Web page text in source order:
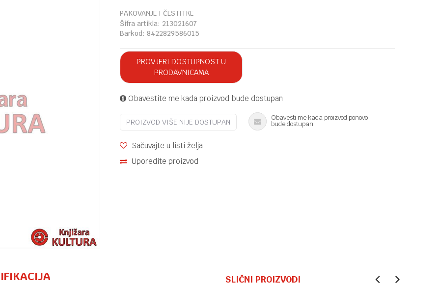
PAKOVANJE I ČESTITKE
Šifra artikla: 213021607
Barkod: 8422829586015
PROVJERI DOSTUPNOST U
PRODAVNICAMA
Obavestite me kada proizvod bude dostupan
PROIZVOD VIŠE NIJE DOSTUPAN
Obavesti me kada proizvod ponovo
bude dostupan
Sačuvajte u listi želja
Uporedite proizvod
SLIČNI PROIZVODI